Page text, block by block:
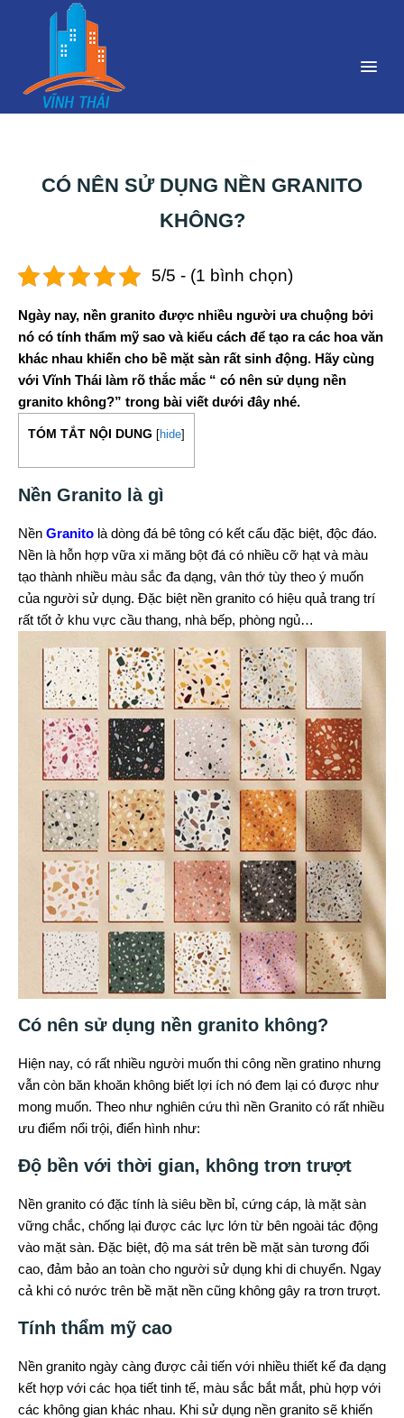
CÓ NÊN SỬ DỤNG NỀN GRANITO
KHÔNG?
5/5 - (1 bình chọn)
Ngày nay, nền granito được nhiều người ưa chuộng bởi
nó có tính thẩm mỹ sao và kiểu cách để tạo ra các hoa văn
khác nhau khiến cho bề mặt sàn rất sinh động. Hãy cùng
với Vĩnh Thái làm rõ thắc mắc “ có nên sử dụng nền
granito không?” trong bài viết dưới đây nhé.
TÓM TẮT NỘI DUNG [hide]
Nền Granito là gì
Nền Granito là dòng đá bê tông có kết cấu đặc biệt, độc đáo.
Nền là hỗn hợp vữa xi măng bột đá có nhiều cỡ hạt và màu
tạo thành nhiều màu sắc đa dạng, vân thớ tùy theo ý muốn
của người sử dụng. Đặc biệt nền granito có hiệu quả trang trí
rất tốt ở khu vực cầu thang, nhà bếp, phòng ngủ…
Có nên sử dụng nền granito không?
Hiện nay, có rất nhiều người muốn thi công nền gratino nhưng
vẫn còn băn khoăn không biết lợi ích nó đem lại có được như
mong muốn. Theo như nghiên cứu thì nền Granito có rất nhiều
ưu điểm nổi trội, điển hình như:
Độ bền với thời gian, không trơn trượt
Nền granito có đặc tính là siêu bền bỉ, cứng cáp, là mặt sàn
vững chắc, chống lại được các lực lớn từ bên ngoài tác động
vào mặt sàn. Đặc biệt, độ ma sát trên bề mặt sàn tương đối
cao, đảm bảo an toàn cho người sử dụng khi di chuyển. Ngay
cả khi có nước trên bề mặt nền cũng không gây ra trơn trượt.
Tính thẩm mỹ cao
Nền granito ngày càng được cải tiến với nhiều thiết kế đa dạng
kết hợp với các họa tiết tinh tế, màu sắc bắt mắt, phù hợp với
các không gian khác nhau. Khi sử dụng nền granito sẽ khiến